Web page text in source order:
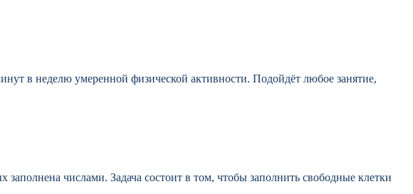
в неделю умеренной физической активности. Подойдёт любое занятие,
числами. Задача состоит в том, чтобы заполнить свободные клетки